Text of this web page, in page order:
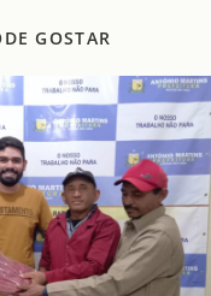
GOSTAR